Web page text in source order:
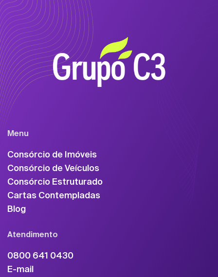
Menu
Consórcio de Imóveis
Consórcio de Veículos
Consórcio Estruturado
Cartas Contempladas
Blog
Atendimento
0800 641 0430
E-mail